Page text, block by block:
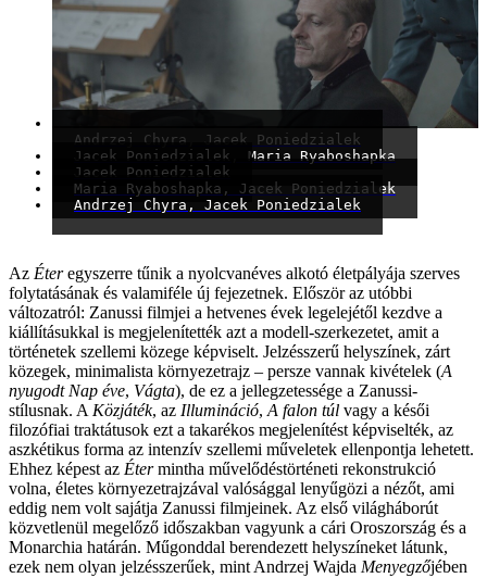
Andrzej Chyra, Jacek Poniedzialek
Jacek Poniedzialek, Maria Ryaboshapka
Jacek Poniedzialek
Maria Ryaboshapka, Jacek Poniedzialek
Andrzej Chyra, Jacek Poniedzialek
Az Éteregyszerre tűnik a nyolcvanéves alkotó életpályája szerves
folytatásának és valamiféle új fejezetnek. Először az utóbbi
változatról: Zanussi filmjei a hetvenes évek legelejétől kezdve a
kiállításukkal is megjelenítették azt a modell-szerkezetet, amit a
történetek szellemi közege képviselt. Jelzésszerű helyszínek, zárt
közegek, minimalista környezetrajz – persze vannak kivételek (A
nyugodt Nap éve, Vágta), de ez a jellegzetessége a Zanussi-
stílusnak. A Közjáték, az Illumináció, A falon túl vagy a késői
filozófiai traktátusok ezt a takarékos megjelenítést képviselték, az
aszkétikus forma az intenzív szellemi műveletek ellenpontja lehetett.
Ehhez képest az Étermintha művelődéstörténeti rekonstrukció
volna, életes környezetrajzával valósággal lenyűgözi a nézőt, ami
eddig nem volt sajátja Zanussi filmjeinek. Az első világháborút
közvetlenül megelőző időszakban vagyunk a cári Oroszország és a
Monarchia határán. Műgonddal berendezett helyszíneket látunk,
ezek nem olyan jelzésszerűek, mint Andrzej Wajda Menyegzőjében